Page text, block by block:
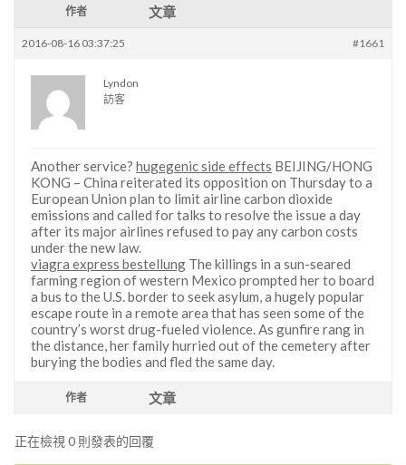
作者 文章
2016-08-16 03:37:25 #1661
Lyndon
訪客
Another service? hugegenic side effects BEIJING/HONG
KONG – China reiterated its opposition on Thursday to a
European Union plan to limit airline carbon dioxide
emissions and called for talks to resolve the issue a day
after its major airlines refused to pay any carbon costs
under the new law.
viagra express bestellung The killings in a sun-seared
farming region of western Mexico prompted her to board
a bus to the U.S. border to seek asylum, a hugely popular
escape route in a remote area that has seen some of the
country’s worst drug-fueled violence. As gunfire rang in
the distance, her family hurried out of the cemetery after
burying the bodies and fled the same day.
作者 文章
正在檢視 0 則發表的回覆